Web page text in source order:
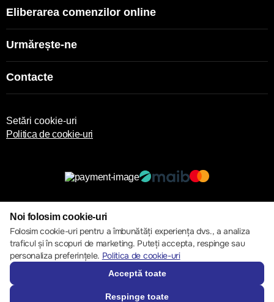
Eliberarea comenzilor online
Urmărește-ne
Contacte
Setări cookie-uri
Politica de cookie-uri
Noi folosim cookie-uri
Folosim cookie-uri pentru a îmbunătăți experiența dvs., a analiza
traficul și în scopuri de marketing. Puteți accepta, respinge sau
personaliza preferințele. Politica de cookie-uri
Acceptă toate
Respinge toate